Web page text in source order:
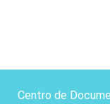
Centro de